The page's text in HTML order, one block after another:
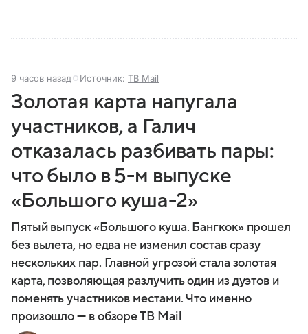
9 часов назад Источник: ТВ Mail
Золотая карта напугала
участников, а Галич
отказалась разбивать пары:
что было в 5-м выпуске
«Большого куша-2»
Пятый выпуск «Большого куша. Бангкок» прошел
без вылета, но едва не изменил состав сразу
нескольких пар. Главной угрозой стала золотая
карта, позволяющая разлучить один из дуэтов и
поменять участников местами. Что именно
произошло — в обзоре ТВ Mail